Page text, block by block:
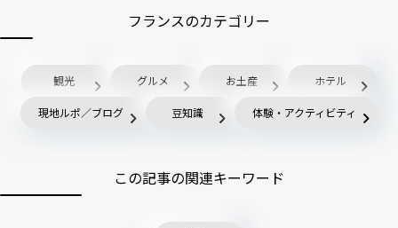
フランスのカテゴリー
観光 グルメ お土産 ホテル
現地ルポ／ブログ 豆知識 体験・アクティビティ
この記事の関連キーワード